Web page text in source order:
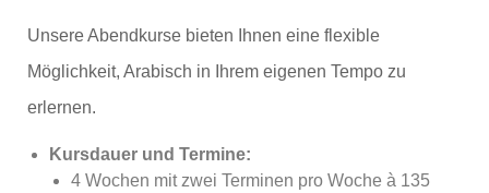
Unsere Abendkurse bieten Ihnen eine flexible
Möglichkeit, Arabisch in Ihrem eigenen Tempo zu
erlernen.
Kursdauer und Termine:
4 Wochen mit zwei Terminen pro Woche à 135